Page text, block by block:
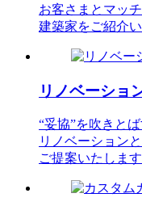
お客さまとマッ
建築家をご紹介い
リノベーショ
“妥協”を吹きと
リノベーション
ご提案いたします